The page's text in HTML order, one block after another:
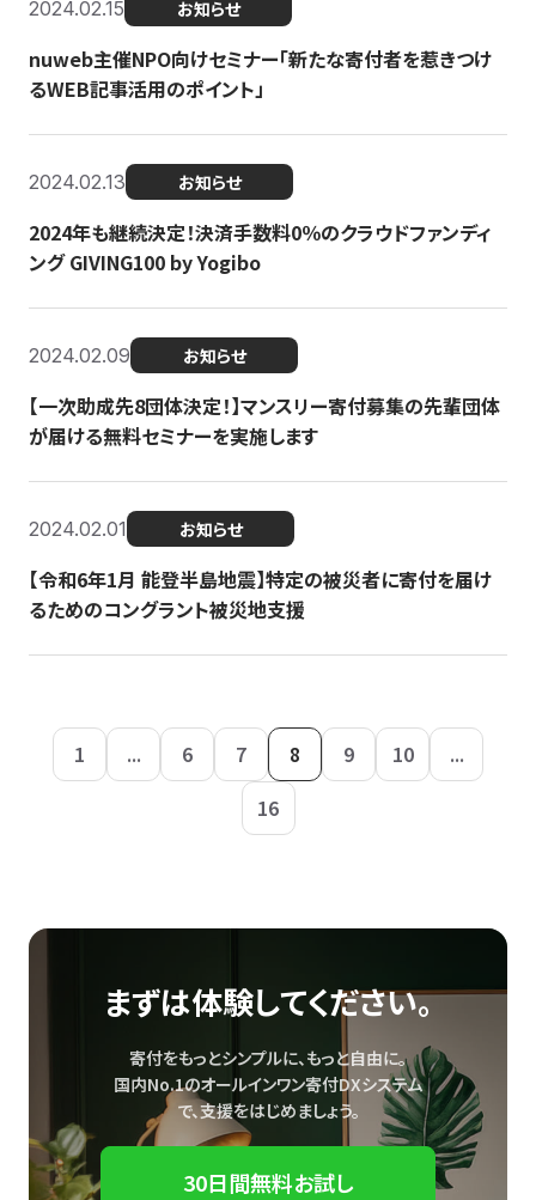
2024.02.15 お知らせ
nuweb主催NPO向けセミナー「新たな寄付者を惹きつけ
るWEB記事活用のポイント」
2024.02.13 お知らせ
2024年も継続決定！決済手数料0％のクラウドファンディ
ング GIVING100 by Yogibo
2024.02.09 お知らせ
【一次助成先8団体決定！】マンスリー寄付募集の先輩団体
が届ける無料セミナーを実施します
2024.02.01 お知らせ
【令和6年1月 能登半島地震】特定の被災者に寄付を届け
るためのコングラント被災地支援
1 ... 6 7 8 9 10
...
16
まずは体験してください。
寄付をもっとシンプルに、もっと自由に。
国内No.1のオールインワン寄付DXシステム
で、支援をはじめましょう。
30日間無料お試し